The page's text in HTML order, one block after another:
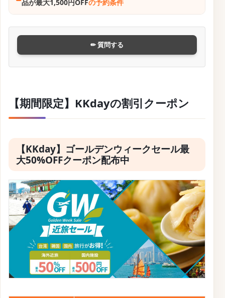
品が最大1,500円OFFの予約条件
✏ 質問する
【期間限定】KKdayの割引クーポン
【KKday】ゴールデンウィークセール最
大50%OFFクーポン配布中